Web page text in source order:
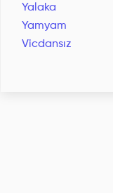
Yalaka
Yamyam
Vicdansız